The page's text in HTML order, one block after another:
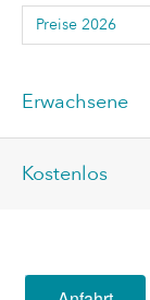
Erwachsene
Kostenlos